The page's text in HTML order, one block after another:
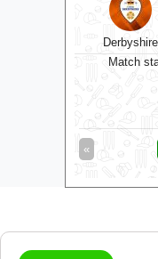
Derbyshire
Match
«